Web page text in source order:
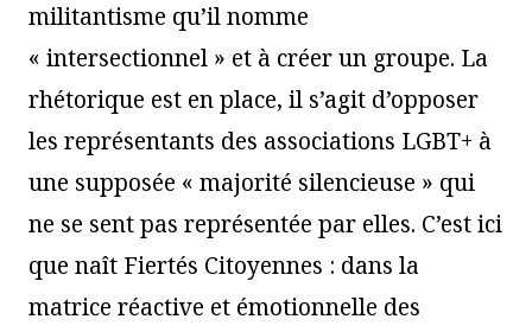
militantisme qu’il nomme
« intersectionnel » et à créer un groupe. La
rhétorique est en place, il s’agit d’opposer
les représentants des associations LGBT+ à
une supposée « majorité silencieuse » qui
ne se sent pas représentée par elles. C’est ici
que naît Fiertés Citoyennes : dans la
matrice réactive et émotionnelle des